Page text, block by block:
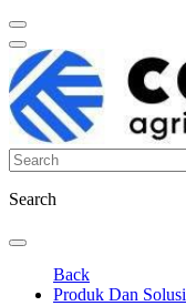
Search
Back
Produk Dan Solusi